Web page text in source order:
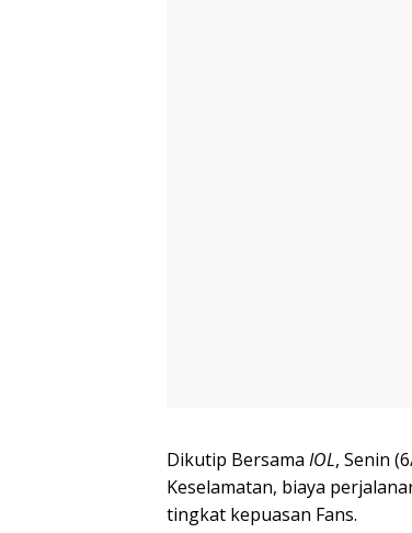
Dikutip Bersama IOL, Senin
Keselamatan, biaya
tingkat kepuasan Fans.